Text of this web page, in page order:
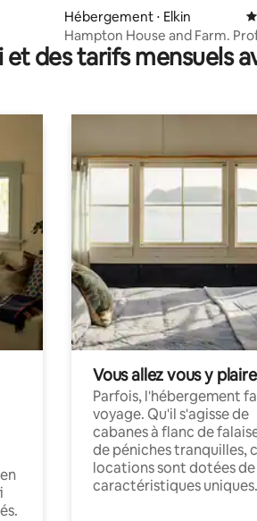
Hébergement ⋅ Elkin
Hampton House and Farm.
campagne !
des tarifs mensuels
Vous allez vous y plaire
Parfois, l'hébergement
voyage. Qu'il s'agisse de
cabanes à flanc de
de péniches tranquilles,
locations sont dotées de
caractéristiques uniques.